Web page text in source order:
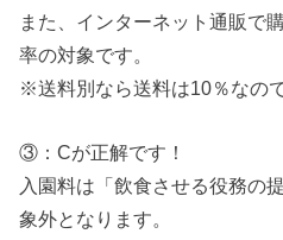
また、インターネット通販で
率の対象です。
※送料別なら送料は10％なの
③：Cが正解です！
入園料は「飲食させる役務の
象外となります。